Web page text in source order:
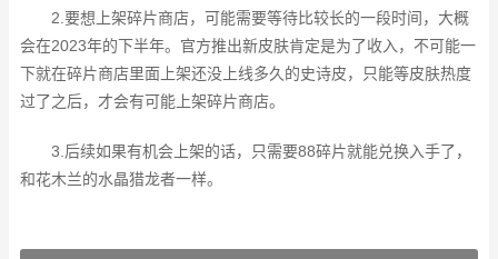
2.要想上架碎片商店，可能需要等待比较长的一段时间，大概
会在2023年的下半年。官方推出新皮肤肯定是为了收入，不可能一
下就在碎片商店里面上架还没上线多久的史诗皮，只能等皮肤热度
过了之后，才会有可能上架碎片商店。
3.后续如果有机会上架的话，只需要88碎片就能兑换入手了，
和花木兰的水晶猎龙者一样。